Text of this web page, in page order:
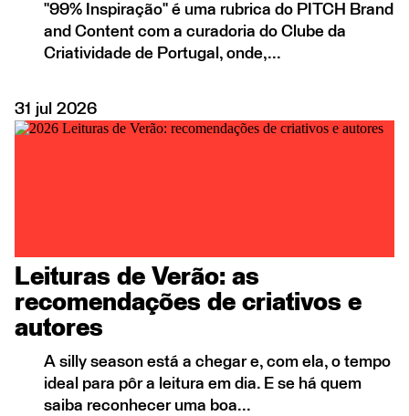
"99% Inspiração" é uma rubrica do PITCH Brand
and Content com a curadoria do Clube da
Criatividade de Portugal, onde,...
31 jul 2026
Leituras de Verão: as
recomendações de criativos e
autores
A silly season está a chegar e, com ela, o tempo
ideal para pôr a leitura em dia. E se há quem
saiba reconhecer uma boa...